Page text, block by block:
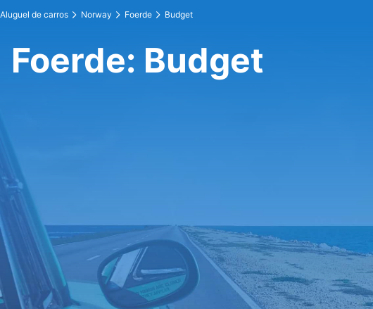
Aluguel de carros Norway Foerde Budget
Foerde: Budget